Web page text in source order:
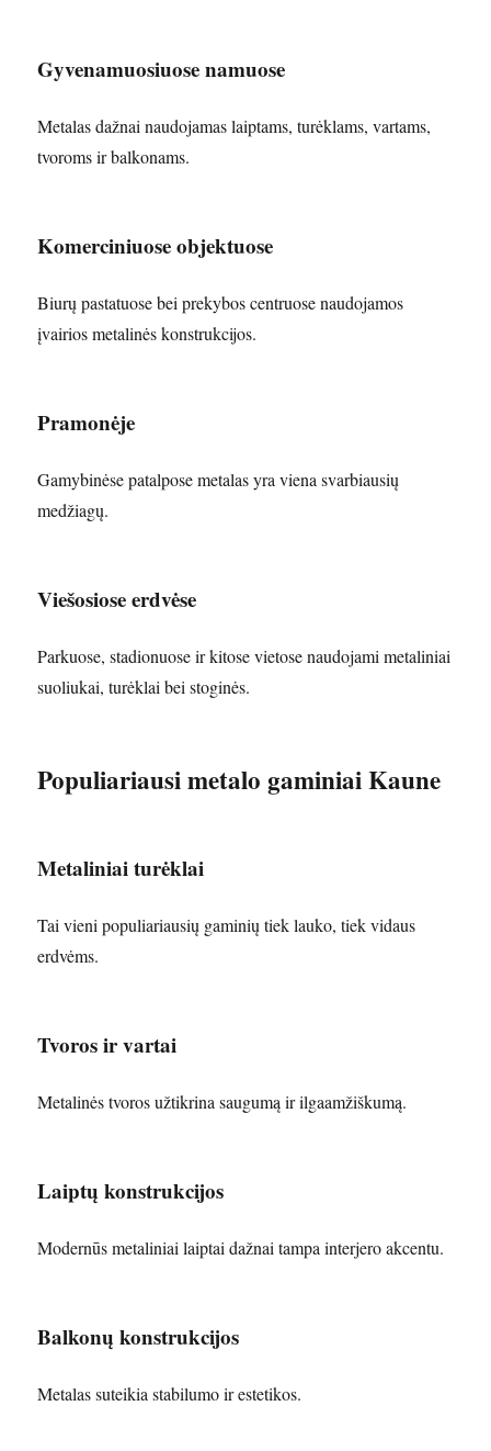
Gyvenamuosiuose namuose
Metalas dažnai naudojamas laiptams, turėklams, vartams,
tvoroms ir balkonams.
Komerciniuose objektuose
Biurų pastatuose bei prekybos centruose naudojamos
įvairios metalinės konstrukcijos.
Pramonėje
Gamybinėse patalpose metalas yra viena svarbiausių
medžiagų.
Viešosiose erdvėse
Parkuose, stadionuose ir kitose vietose naudojami metaliniai
suoliukai, turėklai bei stoginės.
Populiariausi metalo gaminiai Kaune
Metaliniai turėklai
Tai vieni populiariausių gaminių tiek lauko, tiek vidaus
erdvėms.
Tvoros ir vartai
Metalinės tvoros užtikrina saugumą ir ilgaamžiškumą.
Laiptų konstrukcijos
Modernūs metaliniai laiptai dažnai tampa interjero akcentu.
Balkonų konstrukcijos
Metalas suteikia stabilumo ir estetikos.